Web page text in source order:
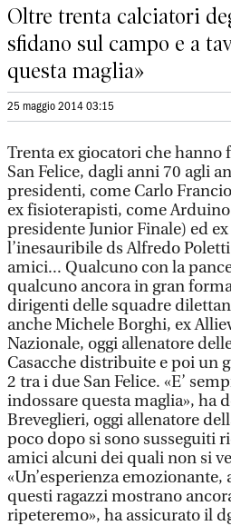
Oltre trenta calciatori
sfidano sul campo e a
questa maglia»
25 maggio 2014 03:15
Trenta ex giocatori che hanno
San Felice, dagli anni 70 agli
presidenti, come Carlo
ex fisioterapisti, come
presidente Junior Finale) ed
l’inesauribile ds Alfredo
amici... Qualcuno con la
qualcuno ancora in gran
dirigenti delle squadre
anche Michele Borghi, ex
Nazionale, oggi allenatore
Casacche distribuite e poi un
2 tra i due San Felice. «E’
indossare questa maglia», ha
Breveglieri, oggi allenatore
poco dopo si sono susseguiti
amici alcuni dei quali non si
«Un’esperienza emozionante,
questi ragazzi mostrano
ripeteremo», ha assicurato il